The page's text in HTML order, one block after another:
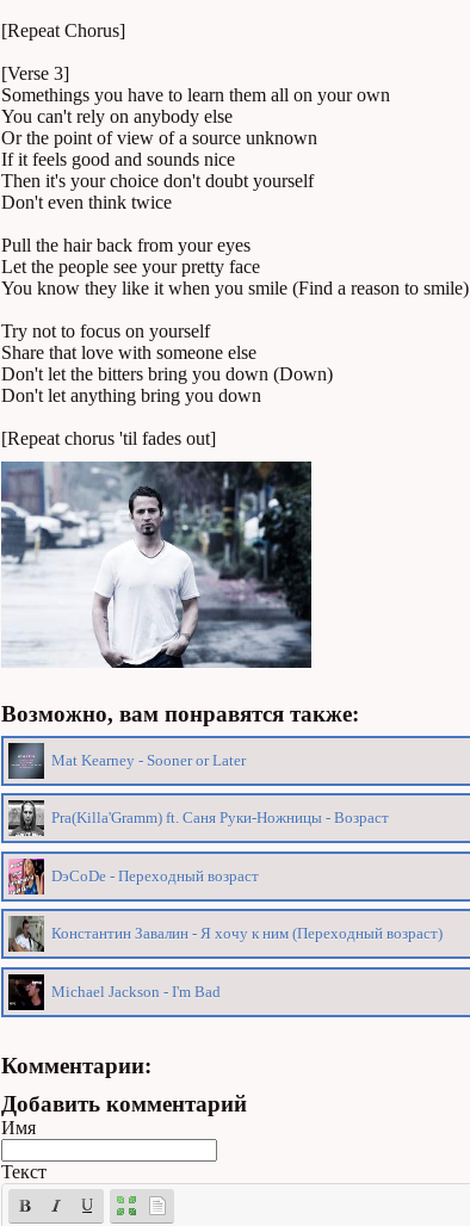
[Repeat Chorus]
[Verse 3]
Somethings you have to learn them all on your own
You can't rely on anybody else
Or the point of view of a source unknown
If it feels good and sounds nice
Then it's your choice don't doubt yourself
Don't even think twice
Pull the hair back from your eyes
Let the people see your pretty face
You know they like it when you smile (Find a reason to smile)
Try not to focus on yourself
Share that love with someone else
Don't let the bitters bring you down (Down)
Don't let anything bring you down
[Repeat chorus 'til fades out]
Возможно, вам понравятся также:
Mat Kearney - Sooner or Later
Pra(Killa'Gramm) ft. Саня Руки-Ножницы - Возраст
DэCoDe - Переходный возраст
Константин Завалин - Я хочу к ним (Переходный возраст)
Michael Jackson - I'm Bad
Комментарии:
Добавить комментарий
Имя
Текст